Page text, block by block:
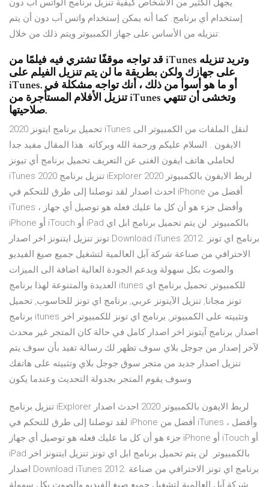
يجهل الكثير من الأشخاص كيفية تنزيل برنامج الواتس اب دون
إستخدام أي برنامج. كما أنه يمكن إستخدام واتس آب دون أن يتم
تنزيله من الأساس على جهاز الكمبيوتر ويتم ذلك من خلال:
قد تواجه موقفًا تشتري فيه فيلمًا من iTunes وتريد تنزيله
على جهازك ولكن بطريقة ما لن يتم تنزيل الفيلم على
iTunes. أو ما هو أسوأ من ذلك ، أنك تواجه مشكلة في
تنزيل الأفلام المستأجرة من iTunes وتخشى أن تنتهي
صلاحيتها.
تحميل برنامج ايتونز 2020 iTunes لنقل الملفات من الكمبيوتر الى
الايفون . السلام عليكم ورحمة الله وبركاته. هذا المقال مفيد جدا
لحاملى هاتف ايفون الغنى عن التعريف تحميل برنامج أي تيونز
iTunes 2020 تنزيل برنامج iExplorer لربط الايفون بالكمبيوتر 2020
احدث اصدار لقد توصلنا إلى طرق للتحكم في iPhone أفضل من
iTunes ، وأفضل جزء هو أن كل ما عليك فعله هو توصيل أي جهاز
iPhone أو iTouch أو iPad بالكمبيوتر. لن يتم تحميل برنامج ابل اي
تونز تنزيل ايتنونز اخر اصدار Download iTunes 2012. برنامج اي تونز
الاحترافي من صناعة شركة آبل العالمية لتشغيل جميع صيغ الفيديو
والصوت بكل سهولة ويدعم الجودة العالية اضافة الى الميزات
العديدة والمتنوعة لهذا برنامج itunes للكمبيوتر, تحميل برنامج اي
تونز مجانا, تنزيل الآيتونز عربي, برنامج اي تونز للحاسوب, تحميل
برنامج itunes وتثبيته على الكمبيوتر, برنامج اي تونز للكمبيوتر اخر
اصدار, برنامج آيتونز اخر اصدار كامل في حالة كان المتجر غير محدث
لآخر إصدار من جوجل بلاي سوف تظهر لك رسالة تفيد بأن سوف يتم
تنزيل اصدار جديد من متجر سوق جوجل بلاي وتثبيته على هاتفك
وسوف يقوم المتجر بجدولة التحديث وعندما يكون
تنزيل برنامج iExplorer لربط الايفون بالكمبيوتر 2020 احدث اصدار
لقد توصلنا إلى طرق للتحكم في iPhone أفضل من iTunes ، وأفضل
جزء هو أن كل ما عليك فعله هو توصيل أي جهاز iPhone أو iTouch أو
iPad بالكمبيوتر. لن يتم تحميل برنامج ابل اي تونز تنزيل ايتنونز اخر
اصدار Download iTunes 2012. برنامج اي تونز الاحترافي من صناعة